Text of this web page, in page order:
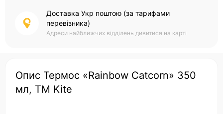
Доставка Укр поштою (за тарифами
перевізника)
Адреси найближчих відділень дивитися на карті
Опис Термос «Rainbow Catcorn» 350
мл, TM Kite